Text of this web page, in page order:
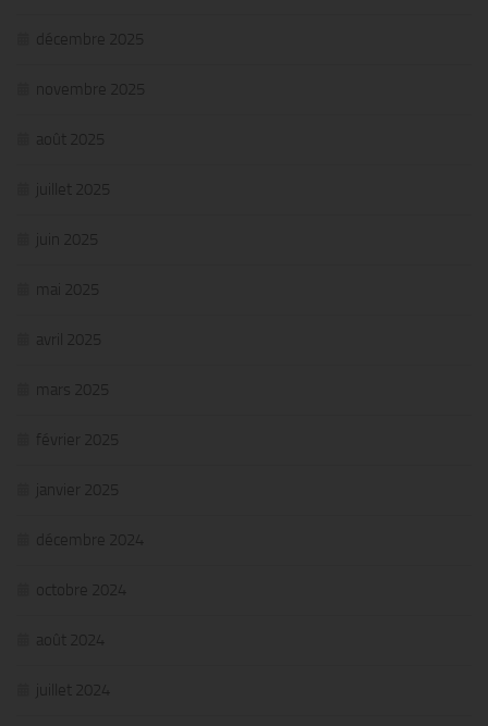
décembre 2025
novembre 2025
août 2025
juillet 2025
juin 2025
mai 2025
avril 2025
mars 2025
février 2025
janvier 2025
décembre 2024
octobre 2024
août 2024
juillet 2024